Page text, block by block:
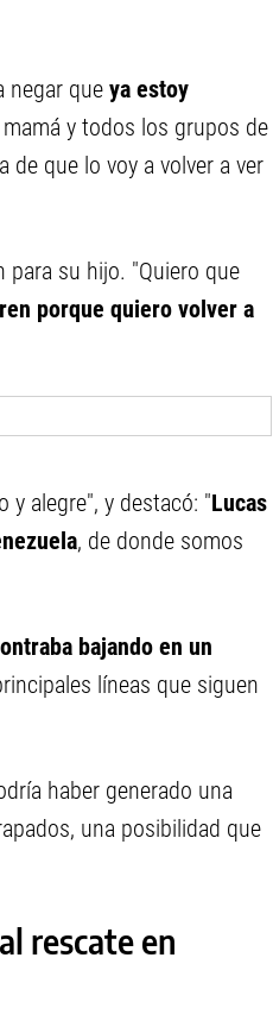
negar que ya estoy
y todos los grupos de
de que lo voy a volver a ver
su hijo. "Quiero que
porque quiero volver a
y alegre", y destacó: "Lucas
, de donde somos
bajando en un
líneas que siguen
haber generado una
una posibilidad que
rescate en